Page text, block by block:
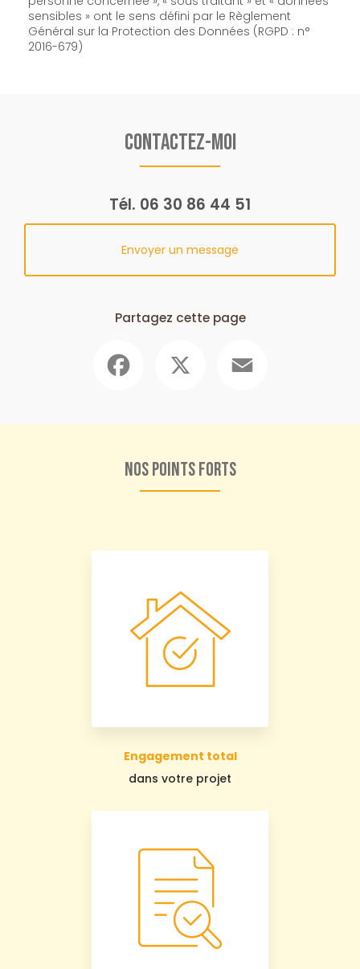
sensibles » ont le sens défini par le Règlement
Général sur la Protection des Données (RGPD : n°
2016-679)
Contactez-moi
Tél. 06 30 86 44 51
Envoyer un message
Partagez cette page
Nos points forts
Engagement total
dans votre projet